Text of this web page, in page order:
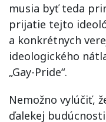
musia byť teda
prijatie tejto
a konkrétnych
ideologického
„Gay-Pride“.
Nemožno vylúčiť,
ďalekej